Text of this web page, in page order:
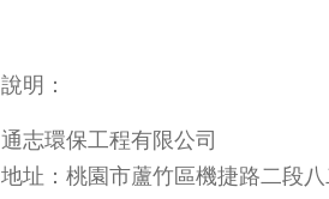
說明：
通志環保工程有限公司
地址：桃園市蘆竹區機捷路二段